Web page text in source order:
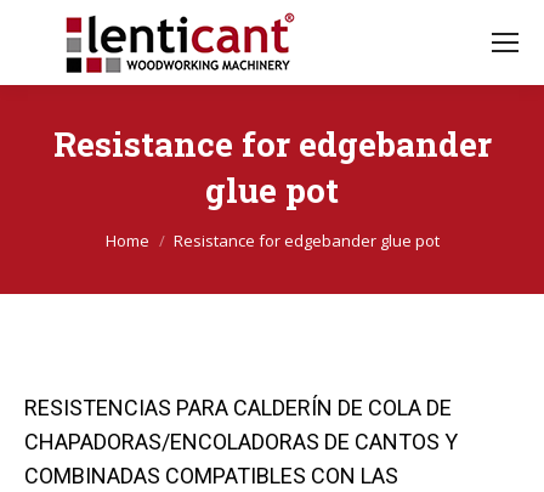
Resistance for edgebander
glue pot
You're here:
Home Resistance for edgebander glue pot
RESISTENCIAS PARA CALDERÍN DE COLA DE
CHAPADORAS/ENCOLADORAS DE CANTOS Y
COMBINADAS COMPATIBLES CON LAS